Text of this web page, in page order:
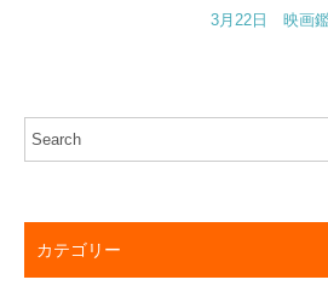
3月22日 映画鑑
カテゴリー